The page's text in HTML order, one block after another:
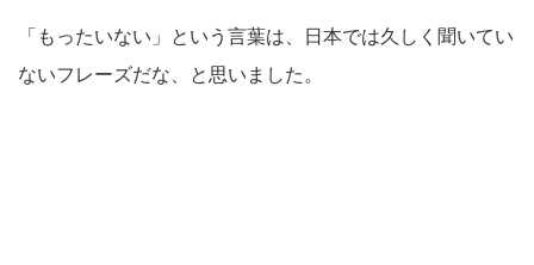
「もったいない」という言葉は、日本では久しく聞いてい
ないフレーズだな、と思いました。